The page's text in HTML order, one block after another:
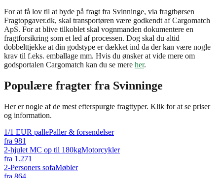
For at få lov til at byde på fragt fra Svinninge, via fragtbørsen
Fragtopgaver.dk, skal transportøren være godkendt af Cargomatch
ApS. For at blive tilkoblet skal vognmanden dokumentere en
fragtforsikring som et led af processen. Dog skal du altid
dobbelttjekke at din godstype er dækket ind da der kan være nogle
krav til f.eks. emballage mm. Hvis du ønsker at vide mere om
godsportalen Cargomatch kan du se mere her.
Populære fragter fra Svinninge
Her er nogle af de mest efterspurgte fragttyper. Klik for at se priser
og information.
1/1 EUR pallePaller & forsendelser
fra 981
2-hjulet MC op til 180kgMotorcykler
fra 1.271
2-Personers sofaMøbler
fra 864